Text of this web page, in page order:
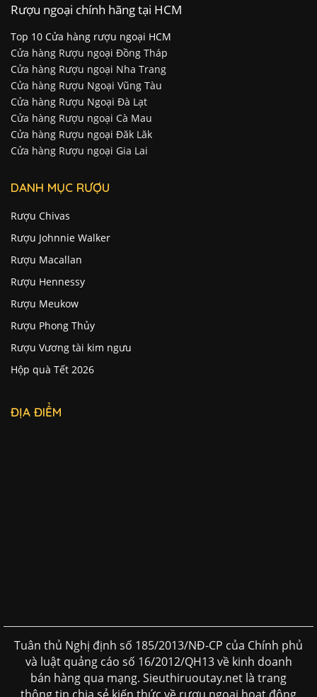
Rượu ngoại chính hãng tại HCM
Top 10 Cửa hàng rượu ngoại HCM
Cửa hàng Rượu ngoại Đồng Tháp
Cửa hàng Rượu ngoại Nha Trang
Cửa hàng Rượu Ngoại Vũng Tàu
Cửa hàng Rượu Ngoại Đà Lạt
Cửa hàng Rượu ngoại Cà Mau
Cửa hàng Rượu ngoại Đăk Lăk
Cửa hàng Rượu ngoại Gia Lai
DANH MỤC RƯỢU
Rượu Chivas
Rượu Johnnie Walker
Rượu Macallan
Rượu Hennessy
Rượu Meukow
Rượu Phong Thủy
Rượu Vương tài kim ngưu
Hộp quà Tết 2026
ĐỊA ĐIỂM
Tuân thủ Nghị định số 185/2013/NĐ-CP của Chính phủ
và luật quảng cáo số 16/2012/QH13 về kinh doanh
bán hàng qua mạng. Sieuthiruoutay.net là trang